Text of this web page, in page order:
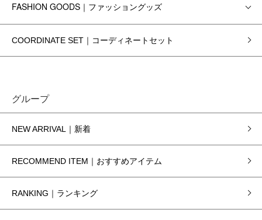
FASHION GOODS｜ファッショングッズ
COORDINATE SET｜コーディネートセット
グループ
NEW ARRIVAL｜新着
RECOMMEND ITEM｜おすすめアイテム
RANKING｜ランキング